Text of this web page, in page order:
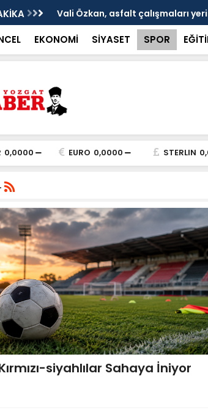
Vali Özkan, asfalt çalışmaları
EKONOMİ SİYASET SPOR
0,0000 EURO 0,0000 STERLIN
siyahlılar Sahaya İniyor